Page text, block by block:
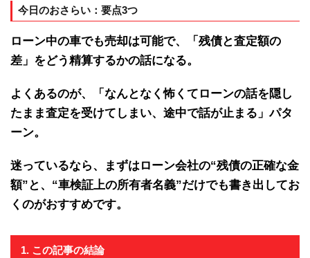
今日のおさらい：要点3つ
ローン中の車でも売却は可能で、「残債と査定額の
差」をどう精算するかの話になる。
よくあるのが、「なんとなく怖くてローンの話を隠し
たまま査定を受けてしまい、途中で話が止まる」パタ
ーン。
迷っているなら、まずはローン会社の“残債の正確な金
額”と、“車検証上の所有者名義”だけでも書き出してお
くのがおすすめです。
1. この記事の結論